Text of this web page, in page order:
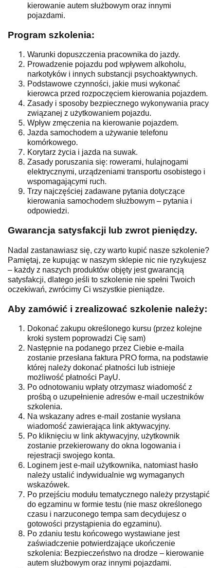
kierowanie autem służbowym oraz innymi
pojazdami.
Program szkolenia:
Warunki dopuszczenia pracownika do jazdy.
Prowadzenie pojazdu pod wpływem alkoholu,
narkotyków i innych substancji psychoaktywnych.
Podstawowe czynności, jakie musi wykonać
kierowca przed rozpoczęciem kierowania pojazdem.
Zasady i sposoby bezpiecznego wykonywania pracy
związanej z użytkowaniem pojazdu.
Wpływ zmęczenia na kierowanie pojazdem.
Jazda samochodem a używanie telefonu
komórkowego.
Korytarz życia i jazda na suwak.
Zasady poruszania się: rowerami, hulajnogami
elektrycznymi, urządzeniami transportu osobistego i
wspomagającymi ruch.
Trzy najczęściej zadawane pytania dotyczące
kierowania samochodem służbowym – pytania i
odpowiedzi.
Gwarancja satysfakcji lub zwrot pieniędzy.
Nadal zastanawiasz się, czy warto kupić nasze szkolenie?
Pamiętaj, ze kupując w naszym sklepie nic nie ryzykujesz
– każdy z naszych produktów objęty jest gwarancją
satysfakcji, dlatego jeśli to szkolenie nie spełni Twoich
oczekiwań, zwrócimy Ci wszystkie pieniądze.
Aby zamówić i zrealizować szkolenie należy:
Dokonać zakupu określonego kursu (przez kolejne
kroki system poprowadzi Cię sam)
Następnie na podanego przez Ciebie e-maila
zostanie przesłana faktura PRO forma, na podstawie
której należy dokonać płatności lub istnieje
możliwość płatności PayU.
Po odnotowaniu wpłaty otrzymasz wiadomość z
prośbą o uzupełnienie adresów e-mail uczestników
szkolenia.
Na wskazany adres e-mail zostanie wysłana
wiadomość zawierająca link aktywacyjny.
Po kliknięciu w link aktywacyjny, użytkownik
zostanie przekierowany do okna logowania i
rejestracji swojego konta.
Loginem jest e-mail użytkownika, natomiast hasło
należy ustalić indywidualnie wg wymaganych
wskazówek.
Po przejściu modułu tematycznego należy przystąpić
do egzaminu w formie testu (nie masz określonego
czasu i narzuconego tempa sam decydujesz o
gotowości przystąpienia do egzaminu).
Po zdaniu testu końcowego wystawiane jest
zaświadczenie potwierdzające ukończenie
szkolenia: Bezpieczeństwo na drodze – kierowanie
autem służbowym oraz innymi pojazdami.